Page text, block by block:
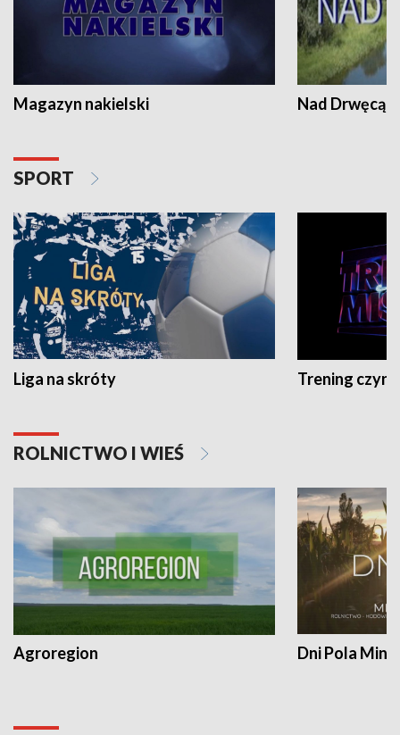
Magazyn nakielski Nad Drwęcą
SPORT
Liga na skróty Trening czyni
ROLNICTWO I WIEŚ
Agroregion Dni Pola